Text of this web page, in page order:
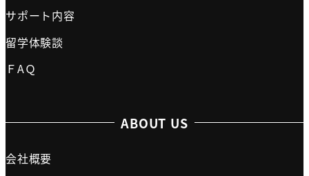
サポート内容
留学体験談
ＦAＱ
ABOUT US
会社概要